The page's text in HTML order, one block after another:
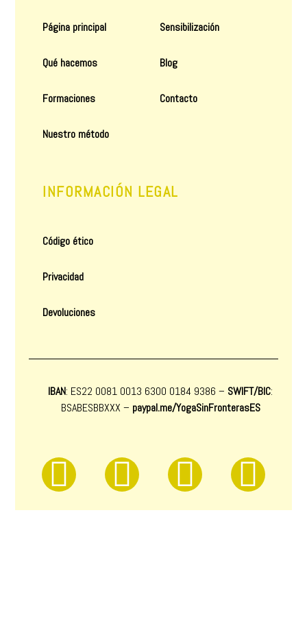
Página principal
Qué hacemos
Formaciones
Nuestro método
Sensibilización
Blog
Contacto
INFORMACIÓN LEGAL
Código ético
Privacidad
Devoluciones
IBAN: ES22 0081 0013 6300 0184 9386 – SWIFT/BIC:
BSABESBBXXX – paypal.me/YogaSinFronterasES